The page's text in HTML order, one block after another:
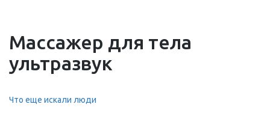
Массажер для тела
ультразвук
Что еще искали люди